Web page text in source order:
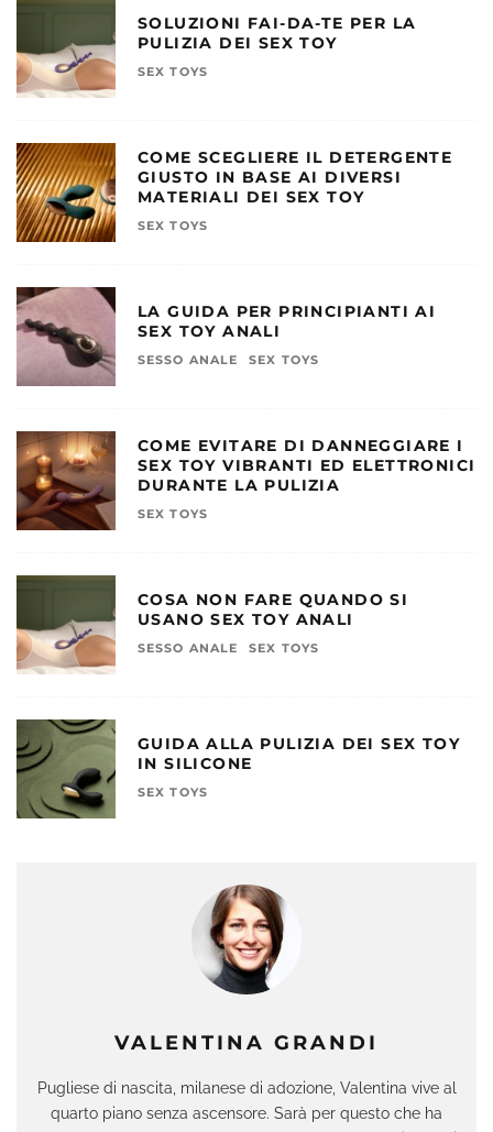
VALENTINA GRANDI
Pugliese di nascita, milanese di adozione, Valentina vive al
quarto piano senza ascensore. Sarà per questo che ha
SOLUZIONI FAI-DA-TE PER LA
PULIZIA DEI SEX TOY
SEX TOYS
COME SCEGLIERE IL DETERGENTE
GIUSTO IN BASE AI DIVERSI
MATERIALI DEI SEX TOY
SEX TOYS
LA GUIDA PER PRINCIPIANTI AI
SEX TOY ANALI
SESSO ANALE SEX TOYS
COME EVITARE DI DANNEGGIARE I
SEX TOY VIBRANTI ED ELETTRONICI
DURANTE LA PULIZIA
SEX TOYS
COSA NON FARE QUANDO SI
USANO SEX TOY ANALI
SESSO ANALE SEX TOYS
GUIDA ALLA PULIZIA DEI SEX TOY
IN SILICONE
SEX TOYS